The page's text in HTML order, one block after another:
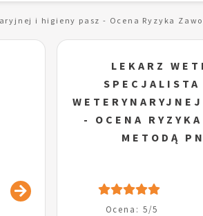
i higieny pasz - Ocena Ryzyka
LEKARZ
SPECJALISTA
- OCENA
METODĄ
Ocena: 5/5